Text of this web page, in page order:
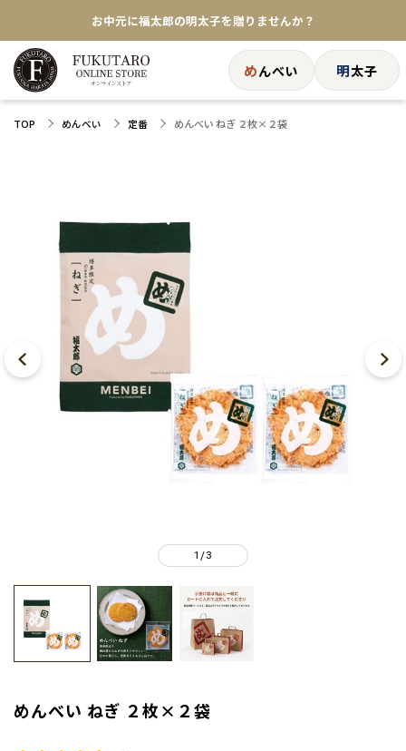
★めんべい25周年記念商品が登場★
【色々な味を試したい方へ】ポストイン！めんべい
送料全国一律770円！10,800円以上で送料無料
めんべい 明太子
TOP めんべい 定番 めんべい ねぎ ２枚×２袋
1 /3
めんべい ねぎ ２枚×２袋